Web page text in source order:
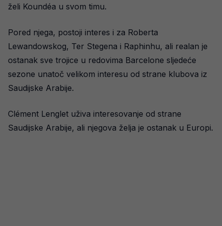
želi Koundéa u svom timu.
Pored njega, postoji interes i za Roberta
Lewandowskog, Ter Stegena i Raphinhu, ali realan je
ostanak sve trojice u redovima Barcelone sljedeće
sezone unatoč velikom interesu od strane klubova iz
Saudijske Arabije.
Clément Lenglet uživa interesovanje od strane
Saudijske Arabije, ali njegova želja je ostanak u Europi.